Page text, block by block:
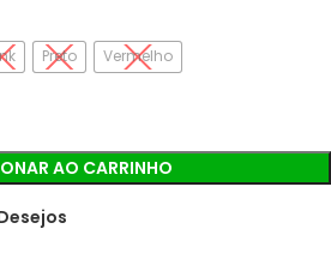
Preto Vermelho
AO CARRINHO